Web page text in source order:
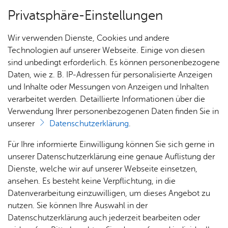
Über­sicht Bür­ger & Stadt
Rat­
haus &
Bür­
ger­
ser­vice
Rat­
häu­ser
Nach­
rich­
ten,
Vi­de­os
& Bil­
der
Me­di­
Jobs
Stel­
len­an­
ge­bo­te
Aus­bil­
dung &
Stu­di­
Bauen
& Um­
welt
Geo­
da­ten
Ge­
sund­
heit &
kum
Dienst­leis­tun­gen A–Z
Vor­le­sen
Er­zie­hung in einem Heim
oder einer an­de­ren be­treu­ten
Wohn­form be­an­tra­gen
Schwerwiegende familiäre Probleme können dazu führen,
dass Kinder oder Jugendliche in einem Heim oder in einer
Privatsphäre-Einstellungen
Wir verwenden Dienste, Cookies und andere
Technologien auf unserer Webseite. Einige von diesen
sind unbedingt erforderlich. Es können personenbezogene
Daten, wie z. B. IP-Adressen für personalisierte Anzeigen
und Inhalte oder Messungen von Anzeigen und Inhalten
verarbeitet werden. Detaillierte Informationen über die
Verwendung Ihrer personenbezogenen Daten finden Sie in
unserer
Datenschutzerklärung.
Für Ihre informierte Einwilligung können Sie sich gerne in
unserer Datenschutzerklärung eine genaue Auflistung der
Dienste, welche wir auf unserer Webseite einsetzen,
ansehen. Es besteht keine Verpflichtung, in die
Datenverarbeitung einzuwilligen, um dieses Angebot zu
nutzen. Sie können Ihre Auswahl in der
Datenschutzerklärung auch jederzeit bearbeiten oder